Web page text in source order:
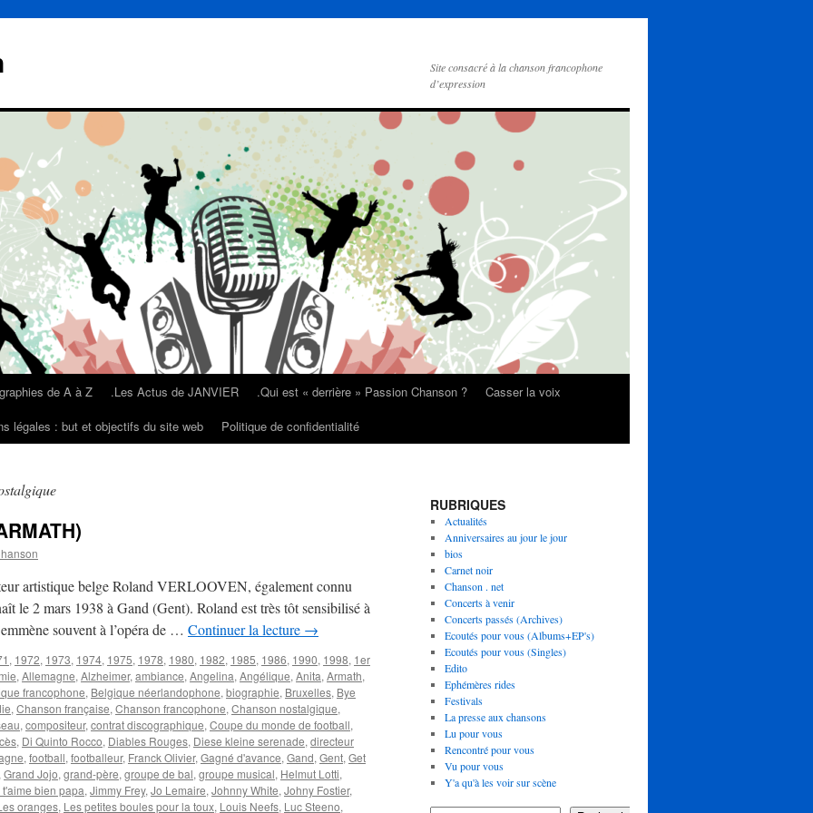
Site consacré à la chanson francophone
d’expression
de A à Z .Les Actus de JANVIER .Qui est « derrière » Passion Chanson ?
Casser la voix
légales : but et objectifs du site web Politique de confidentialité
artistique belge Roland VERLOOVEN, également connu
le 2 mars 1938 à Gand (Gent). Roland est très tôt sensibilisé à
souvent à l’opéra de … Continuer la lecture →
, 1972, 1973, 1974, 1975, 1978, 1980, 1982, 1985, 1986, 1990, 1998, 1er
, Allemagne, Alzheimer, ambiance, Angelina, Angélique, Anita, Armath,
francophone, Belgique néerlandophone, biographie, Bruxelles, Bye
, Chanson française, Chanson francophone, Chanson nostalgique,
, compositeur, contrat discographique, Coupe du monde de football,
, Di Quinto Rocco, Diables Rouges, Diese kleine serenade, directeur
, football, footballeur, Franck Olivier, Gagné d'avance, Gand, Gent, Get
Grand Jojo, grand-père, groupe de bal, groupe musical, Helmut Lotti,
t'aime bien papa, Jimmy Frey, Jo Lemaire, Johnny White, Johny Fostier,
oranges, Les petites boules pour la toux, Louis Neefs, Luc Steeno,
RUBRIQUES
Actualités
Anniversaires au jour le jour
bios
Carnet noir
Chanson . net
Concerts à venir
Concerts passés (Archives)
Ecoutés pour vous (Albums+EP's)
Ecoutés pour vous (Singles)
Edito
Ephémères rides
Festivals
La presse aux chansons
Lu pour vous
Rencontré pour vous
Vu pour vous
Y'a qu'à les voir sur scène